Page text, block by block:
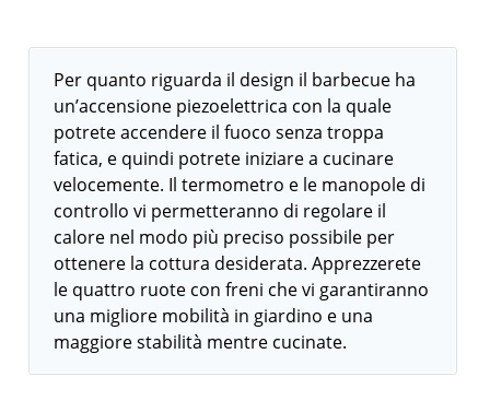
Per quanto riguarda il design il barbecue ha
un’accensione piezoelettrica con la quale
potrete accendere il fuoco senza troppa
fatica, e quindi potrete iniziare a cucinare
velocemente. Il termometro e le manopole di
controllo vi permetteranno di regolare il
calore nel modo più preciso possibile per
ottenere la cottura desiderata. Apprezzerete
le quattro ruote con freni che vi garantiranno
una migliore mobilità in giardino e una
maggiore stabilità mentre cucinate.